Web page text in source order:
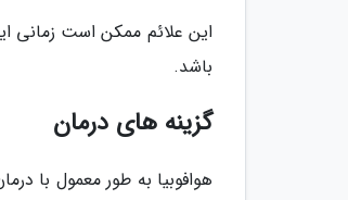
این علائم ممکن است زمانی
باشد.
گزینه های درمان
هوافوبیا به طور معمول با